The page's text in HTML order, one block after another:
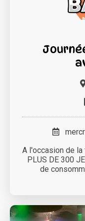
A l'occasion de
PLUS DE 300
de